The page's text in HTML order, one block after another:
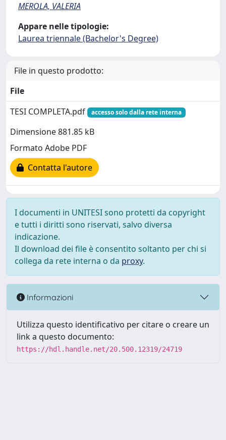
MEROLA, VALERIA
Appare nelle tipologie:
Laurea triennale (Bachelor's Degree)
File in questo prodotto:
File
TESI COMPLETA.pdf
accesso solo dalla rete interna
Dimensione 881.85 kB
Formato Adobe PDF
Contatta l'autore
I documenti in UNITESI sono protetti da copyright
e tutti i diritti sono riservati, salvo diversa
indicazione.
Il download dei file è consentito soltanto per chi si
collega da rete interna o da proxy.
Informazioni
Utilizza questo identificativo per citare o creare un
link a questo documento:
https://hdl.handle.net/20.500.12319/24719